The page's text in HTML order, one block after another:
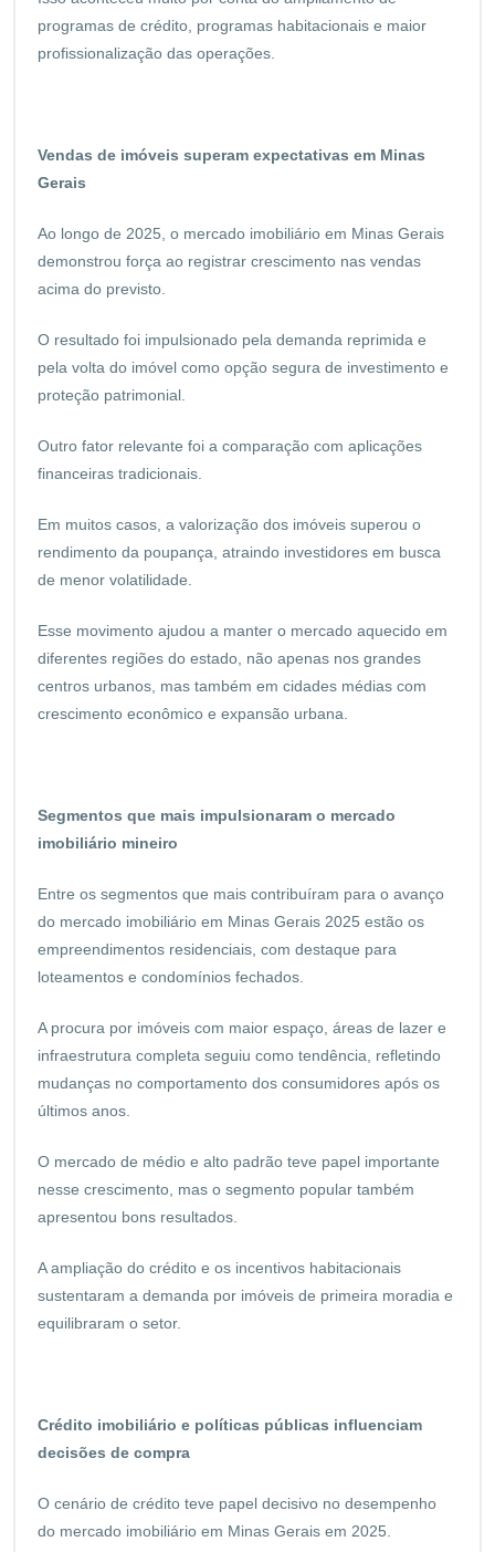
programas de crédito, programas habitacionais e maior
profissionalização das operações.
Vendas de imóveis superam expectativas em Minas
Gerais
Ao longo de 2025, o mercado imobiliário em Minas Gerais
demonstrou força ao registrar crescimento nas vendas
acima do previsto.
O resultado foi impulsionado pela demanda reprimida e
pela volta do imóvel como opção segura de investimento e
proteção patrimonial.
Outro fator relevante foi a comparação com aplicações
financeiras tradicionais.
Em muitos casos, a valorização dos imóveis superou o
rendimento da poupança, atraindo investidores em busca
de menor volatilidade.
Esse movimento ajudou a manter o mercado aquecido em
diferentes regiões do estado, não apenas nos grandes
centros urbanos, mas também em cidades médias com
crescimento econômico e expansão urbana.
Segmentos que mais impulsionaram o mercado
imobiliário mineiro
Entre os segmentos que mais contribuíram para o avanço
do mercado imobiliário em Minas Gerais 2025 estão os
empreendimentos residenciais, com destaque para
loteamentos e condomínios fechados.
A procura por imóveis com maior espaço, áreas de lazer e
infraestrutura completa seguiu como tendência, refletindo
mudanças no comportamento dos consumidores após os
últimos anos.
O mercado de médio e alto padrão teve papel importante
nesse crescimento, mas o segmento popular também
apresentou bons resultados.
A ampliação do crédito e os incentivos habitacionais
sustentaram a demanda por imóveis de primeira moradia e
equilibraram o setor.
Crédito imobiliário e políticas públicas influenciam
decisões de compra
O cenário de crédito teve papel decisivo no desempenho
do mercado imobiliário em Minas Gerais em 2025.